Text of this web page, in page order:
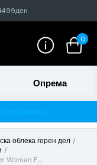
0
Опрема
облека горен дел
Hero Core Woman T-Shirt, Wonder Woman Fierce - L